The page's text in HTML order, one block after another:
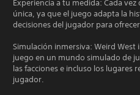
Experiencia a tu medida: Cada
única, ya que el juego adapta la
decisiones del jugador para
Simulación inmersiva: Weird
juego en un mundo simulado de
las facciones e incluso los lugares
jugador.